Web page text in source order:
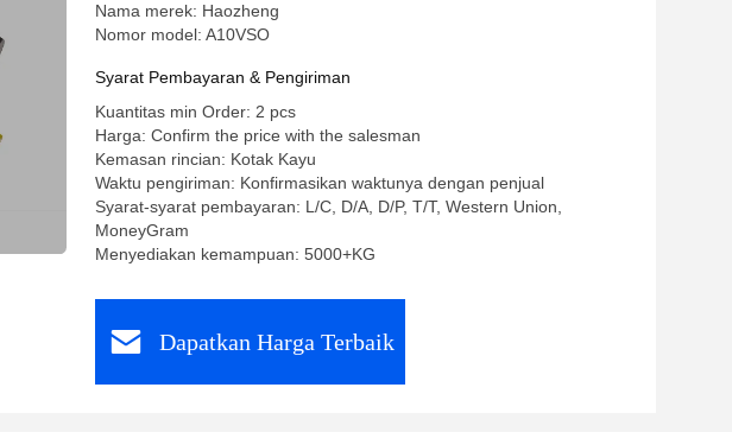
Nama merek: Haozheng
Nomor model: A10VSO
Syarat Pembayaran & Pengiriman
Kuantitas min Order: 2 pcs
Harga: Confirm the price with the salesman
Kemasan rincian: Kotak Kayu
Waktu pengiriman: Konfirmasikan waktunya dengan penjual
Syarat-syarat pembayaran: L/C, D/A, D/P, T/T, Western Union,
MoneyGram
Menyediakan kemampuan: 5000+KG
Dapatkan Harga Terbaik